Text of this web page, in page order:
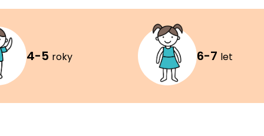
4-5 roky 6-7 let